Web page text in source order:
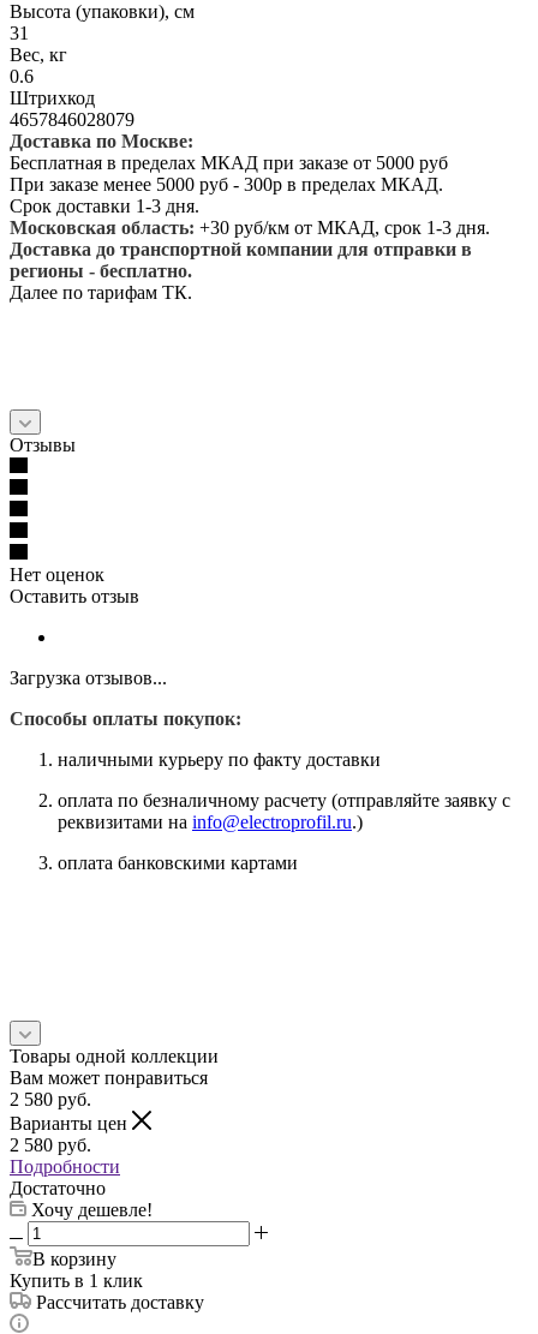
Высота (упаковки), см
31
Вес, кг
0.6
Штрихкод
4657846028079
Доставка по Москве:
Бесплатная в пределах МКАД при заказе от 5000 руб
При заказе менее 5000 руб - 300р в пределах МКАД.
Срок доставки 1-3 дня.
Московская область: +30 руб/км от МКАД, срок 1-3 дня.
Доставка до транспортной компании для отправки в
регионы - бесплатно.
Далее по тарифам ТК.
Отзывы
Нет оценок
Оставить отзыв
Загрузка отзывов...
Способы оплаты покупок:
наличными курьеру по факту доставки
оплата по безналичному расчету (отправляйте заявку с
реквизитами на info@electroprofil.ru.)
оплата банковскими картами
Товары одной коллекции
Вам может понравиться
2 580 руб.
Варианты цен
2 580 руб.
Подробности
Достаточно
Хочу дешевле!
В корзину
Купить в 1 клик
Рассчитать доставку